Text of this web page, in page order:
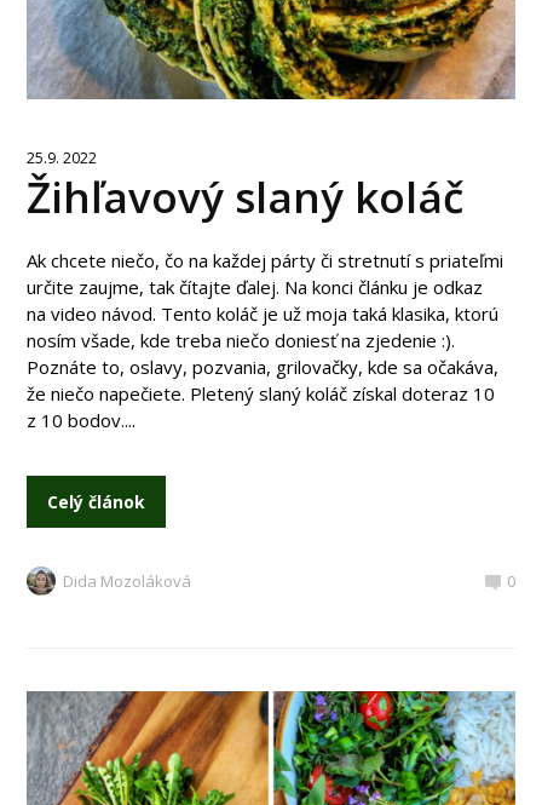
25.9. 2022
Žihľavový slaný koláč
Ak chcete niečo, čo na každej párty či stretnutí s priateľmi
určite zaujme, tak čítajte ďalej. Na konci článku je odkaz
na video návod. Tento koláč je už moja taká klasika, ktorú
nosím všade, kde treba niečo doniesť na zjedenie :).
Poznáte to, oslavy, pozvania, grilovačky, kde sa očakáva,
že niečo napečiete. Pletený slaný koláč získal doteraz 10
z 10 bodov....
Celý článok
Dida Mozoláková 0